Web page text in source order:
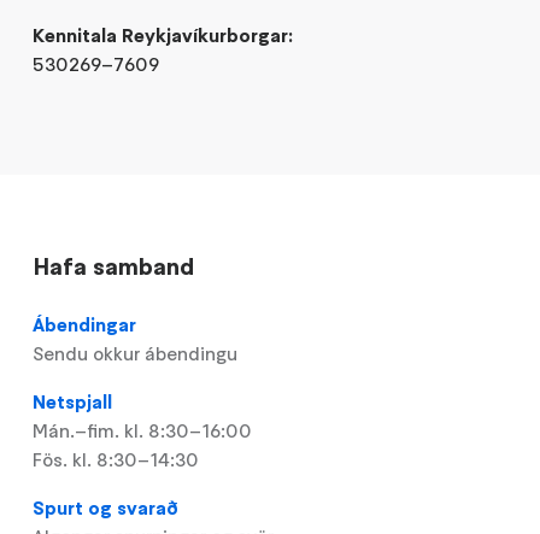
Kennitala Reykjavíkurborgar:
530269–7609
Hafa samband
Ábendingar
Sendu okkur ábendingu
Netspjall
Mán.–fim. kl. 8:30–16:00
Fös. kl. 8:30–14:30
Spurt og svarað